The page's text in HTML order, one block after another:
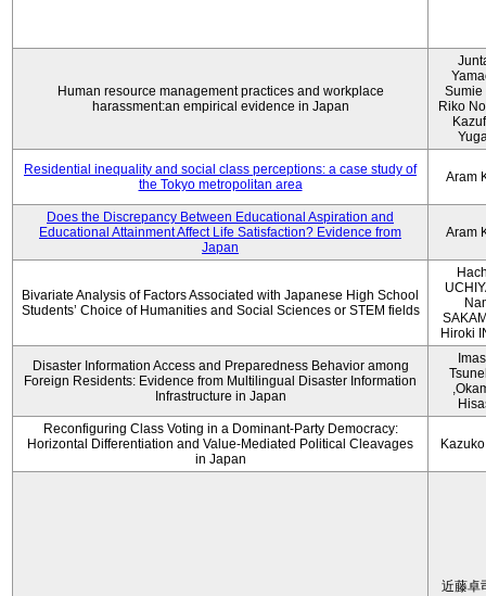
Human resource management practices and workplace
harassment:an empirical evidence in Japan
Sumie
Riko
Residential inequality and social class perceptions: a case study of
the Tokyo metropolitan area
Aram
Does the Discrepancy Between Educational Aspiration and
Educational Attainment Affect Life Satisfaction? Evidence from
Japan
Aram
Bivariate Analysis of Factors Associated with Japanese High School
Students’ Choice of Humanities and Social Sciences or STEM fields
Hiroki
Disaster Information Access and Preparedness Behavior among
Foreign Residents: Evidence from Multilingual Disaster Information
Infrastructure in Japan
Reconfiguring Class Voting in a Dominant-Party Democracy:
Horizontal Differentiation and Value-Mediated Political Cleavages
in Japan
近藤卓